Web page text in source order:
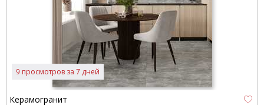
9 просмотров за 7 дней
Керамогранит